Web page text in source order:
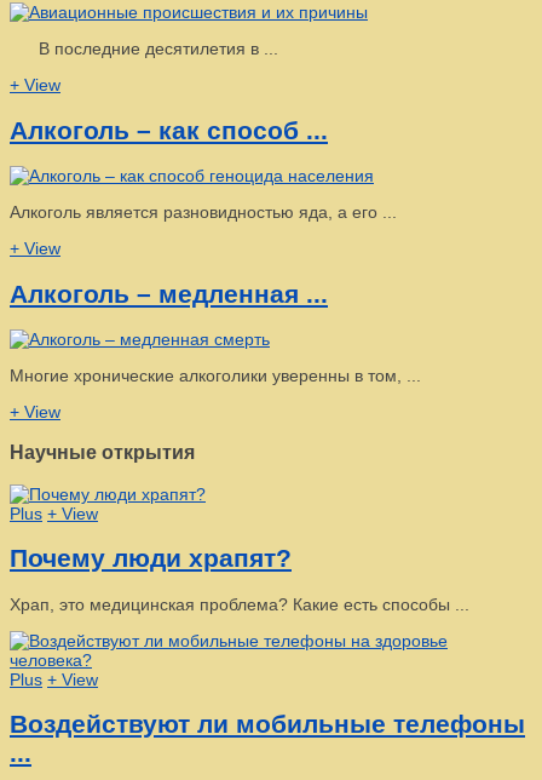
В последние десятилетия в ...
+ View
Алкоголь – как способ ...
Алкоголь является разновидностью яда, а его ...
+ View
Алкоголь – медленная ...
Многие хронические алкоголики уверенны в том, ...
+ View
Научные открытия
Plus + View
Почему люди храпят?
Храп, это медицинская проблема? Какие есть способы ...
Plus + View
Воздействуют ли мобильные телефоны
...